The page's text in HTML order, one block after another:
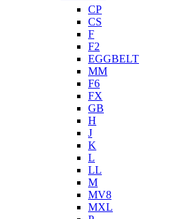
CP
CS
F
F2
EGGBELT
MM
F6
FX
GB
H
J
K
L
LL
M
MV8
MXL